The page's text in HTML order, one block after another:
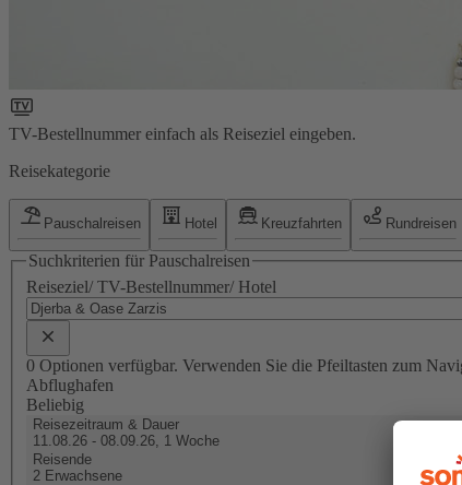
TV-Bestellnummer einfach als Reiseziel eingeben.
Reisekategorie
Pauschalreisen Hotel Kreuzfahrten Rundreisen
Suchkriterien für Pauschalreisen
Reiseziel/ TV-Bestellnummer/ Hotel
0 Optionen verfügbar. Verwenden Sie die Pfeiltasten zum
Abflughafen
Beliebig
Reisezeitraum & Dauer
11.08.26 - 08.09.26, 1 Woche
Reisende
2 Erwachsene